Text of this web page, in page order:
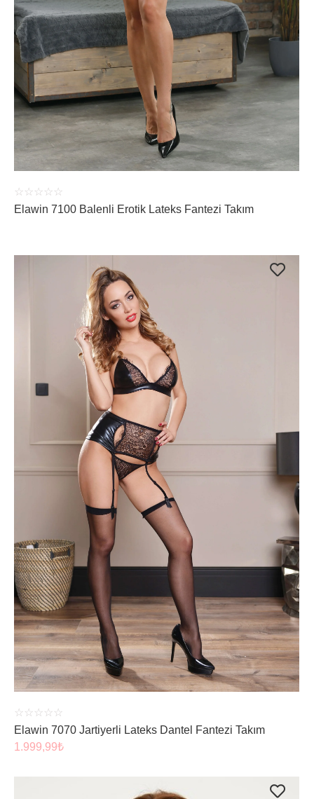
ÜRÜNÜ İNCELE
☆ ☆ ☆ ☆ ☆
Elawin 7100 Balenli Erotik Lateks Fantezi Takım
ÜRÜNÜ İNCELE
☆ ☆ ☆ ☆ ☆
Elawin 7070 Jartiyerli Lateks Dantel Fantezi Takım
1.999,99₺